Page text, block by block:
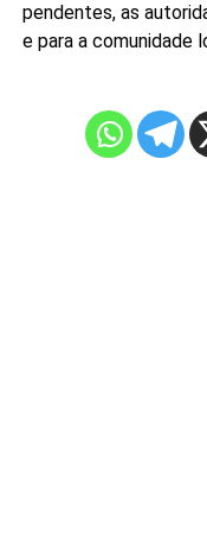
pendentes, as
e para a comunidade